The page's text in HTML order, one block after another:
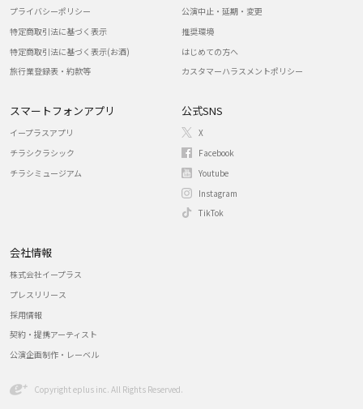
プライバシーポリシー
特定商取引法に基づく表示
特定商取引法に基づく表示(お酒)
旅行業登録表・約款等
公演中止・延期・変更
推奨環境
はじめての方へ
カスタマーハラスメントポリシー
スマートフォンアプリ
イープラスアプリ
チラシクラシック
チラシミュージアム
公式SNS
X
Facebook
Youtube
Instagram
TikTok
会社情報
株式会社イープラス
プレスリリース
採用情報
契約・提携アーティスト
公演企画制作・レーベル
Copyright eplus inc. All Rights Reserved.